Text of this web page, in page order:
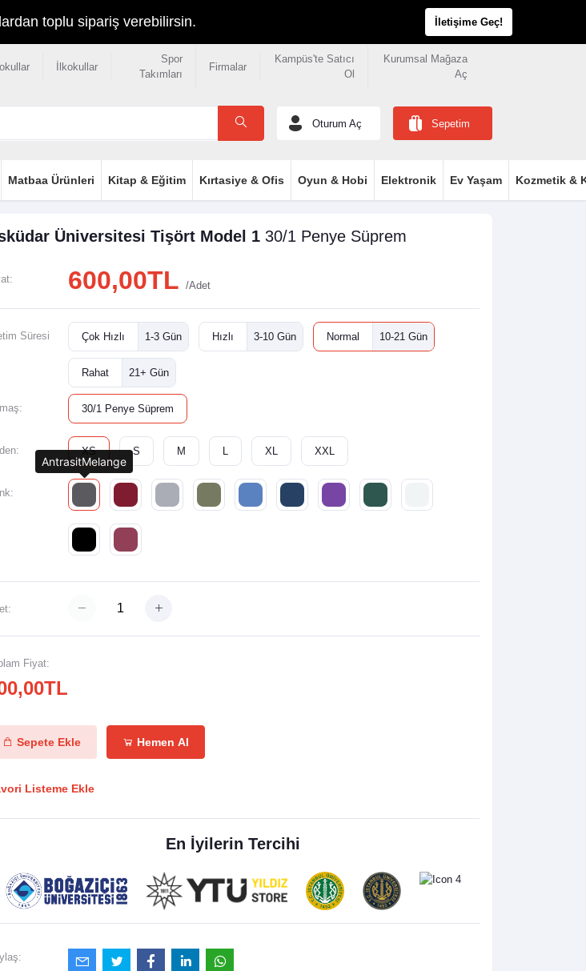
toplu sipariş verebilirsin. İletişime Geç!
İlkokullar
Spor
Takımları
Firmalar
Kampüs'te Satıcı
Ol
Kurumsal Mağaza
Aç
Oturum Aç Sepetim
Matbaa Ürünleri Kitap & Eğitim Kırtasiye & Ofis Oyun & Hobi Elektronik Ev Yaşam Kozmetik &
Üniversitesi Tişört Model 1 30/1 Penye Süprem
600,00TL/Adet
Süresi Çok Hızlı 1-3 Gün Hızlı 3-10 Gün Normal 10-21 Gün
Rahat 21+ Gün
30/1 Penye Süprem
XS S M L XL XXL
Fiyat:
Sepete Ekle Hemen Al
Listeme Ekle
En İyilerin Tercihi
AntrasitMelange